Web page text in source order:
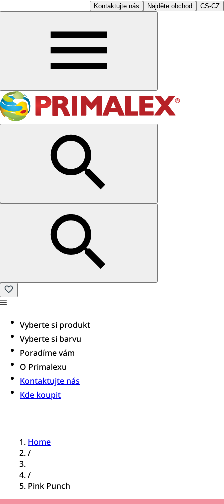
Kontaktujte nás Najděte obchod CS-CZ
Vyberte si produkt
Vyberte si barvu
Poradíme vám​
O Primalexu
Kontaktujte nás
Kde koupit
Home
/
/
Pink Punch